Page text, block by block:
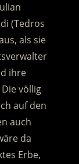
(Tedros
als sie
ihre
Die völlig
auf den
auch
da
Erbe,